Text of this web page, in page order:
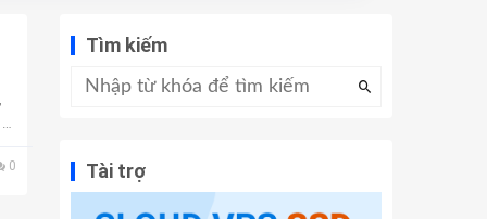
0
Tìm kiếm
Tài trợ